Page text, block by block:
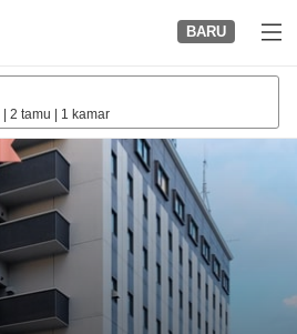
BARU
2 tamu 1 kamar